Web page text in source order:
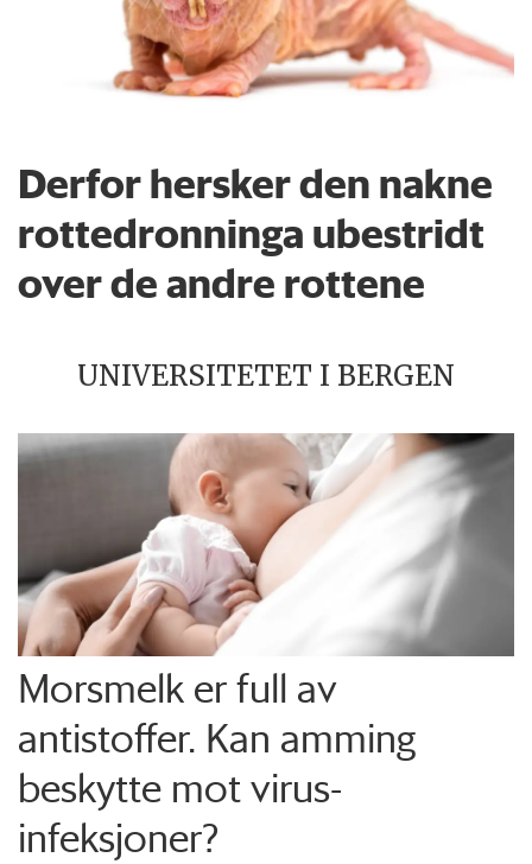
Derfor hersker den nakne
rottedronninga ubestridt
over de andre rottene
UNIVERSITETET I BERGEN
Morsmelk er full av
antistoffer. Kan amming
beskytte mot virus-
infeksjoner?